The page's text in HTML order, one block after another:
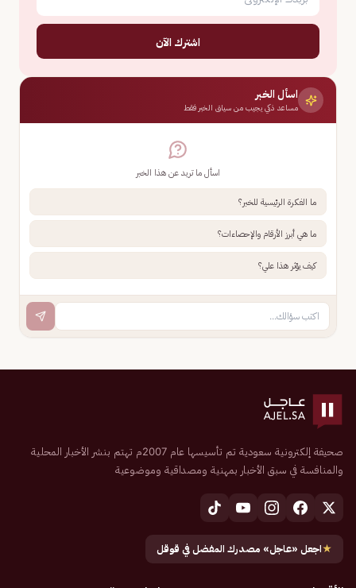
اشترك الآن
اسأل الخبر
مساعد ذكي يجيب من سياق الخبر فقط
اسأل ما تريد عن هذا الخبر
ما الفكرة الرئيسية للخبر؟
ما هي أبرز الأرقام والإحصاءات؟
كيف يؤثر هذا علي؟
صحيفة إلكترونية سعودية تم تأسيسها عام 2007م تهتم بنشر الأخبار المحلية
والمنافسة في سبق الأخبار بمهنية ومصداقية وموضوعية
★اجعل «عاجل» مصدرك المفضل في قوقل